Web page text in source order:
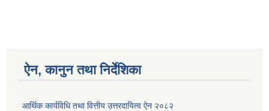
ऐन, कानुन तथा निर्देशिका
आर्थिक कार्यविधि तथा वित्तीय उत्तरदायित्व ऐन २०८२